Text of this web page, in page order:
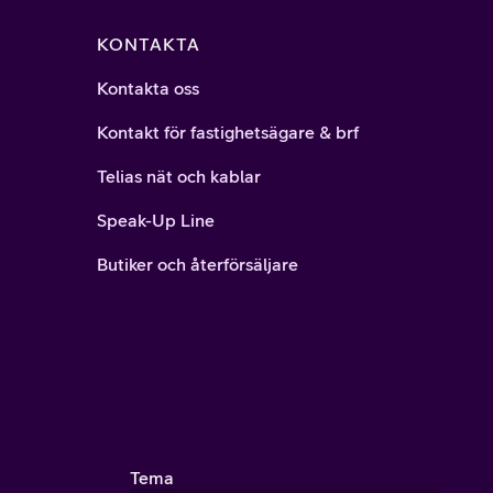
KONTAKTA
Kontakta oss
Kontakt för fastighetsägare & brf
Telias nät och kablar
Speak-Up Line
Butiker och återförsäljare
Tema